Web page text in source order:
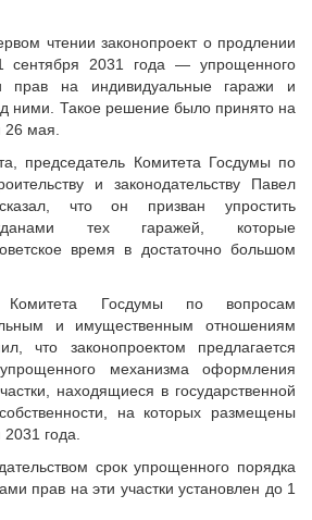
муниципальных образований
чтении законопроект о продлении
2031 года — упрощенного
прав на индивидуальные гаражи и
ними. Такое решение было принято на
мая.
председатель Комитета Госдумы по
и законодательству Павел
что он призван упростить
тех гаражей, которые
время в достаточно большом
Госдумы по вопросам
и имущественным отношениям
что законопроектом предлагается
механизма оформления
находящиеся в государственной
на которых размещены
года.
срок упрощенного порядка
прав на эти участки установлен до 1